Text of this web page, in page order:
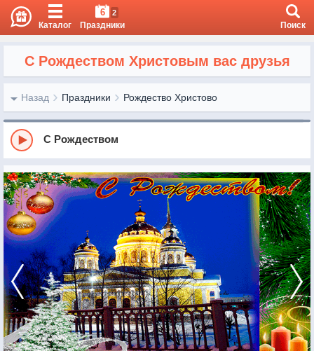
Каталог
6 2
Праздники Поиск
С Рождеством Христовым вас друзья
Назад Праздники Рождество Христово
С Рождеством